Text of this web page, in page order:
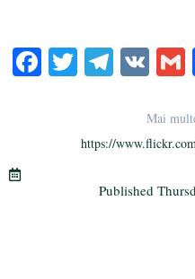
Fa T
r
Te
a
m
V
Mai
https://
Published